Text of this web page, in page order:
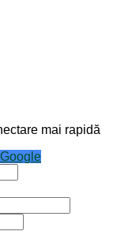
mai rapidă